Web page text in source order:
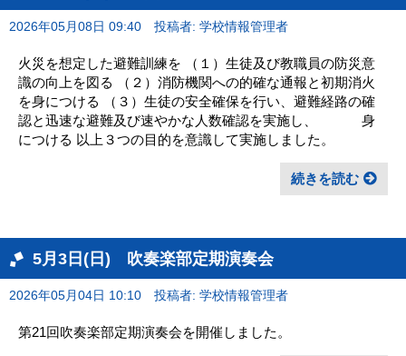
2026年05月08日 09:40 投稿者: 学校情報管理者
火災を想定した避難訓練を （１）生徒及び教職員の防災意
識の向上を図る （２）消防機関への的確な通報と初期消火
を身につける （３）生徒の安全確保を行い、避難経路の確
認と迅速な避難及び速やかな人数確認を実施し、 身
につける 以上３つの目的を意識して実施しました。
続きを読む
5月3日(日) 吹奏楽部定期演奏会
2026年05月04日 10:10 投稿者: 学校情報管理者
第21回吹奏楽部定期演奏会を開催しました。